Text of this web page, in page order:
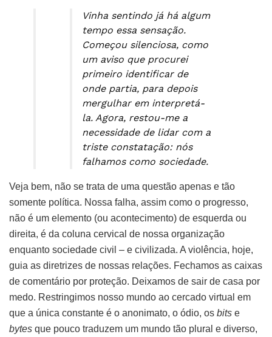
Vinha sentindo já há algum
tempo essa sensação.
Começou silenciosa, como
um aviso que procurei
primeiro identificar de
onde partia, para depois
mergulhar em interpretá-
la. Agora, restou-me a
necessidade de lidar com a
triste constatação: nós
falhamos como sociedade.
Veja bem, não se trata de uma questão apenas e tão
somente política. Nossa falha, assim como o progresso,
não é um elemento (ou acontecimento) de esquerda ou
direita, é da coluna cervical de nossa organização
enquanto sociedade civil – e civilizada. A violência, hoje,
guia as diretrizes de nossas relações. Fechamos as caixas
de comentário por proteção. Deixamos de sair de casa por
medo. Restringimos nosso mundo ao cercado virtual em
que a única constante é o anonimato, o ódio, os bits e
bytes que pouco traduzem um mundo tão plural e diverso,